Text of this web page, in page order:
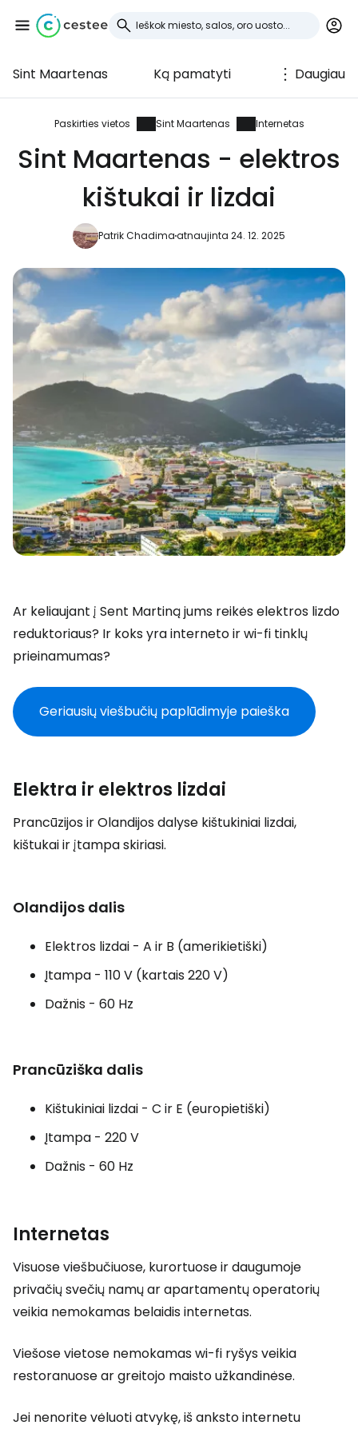
Sint Maartenas Ką pamatyti Daugiau
Paskirties vietos Sint Maartenas Internetas
Sint Maartenas - elektros
kištukai ir lizdai
Patrik Chadimaatnaujinta 24. 12. 2025
Ar keliaujant į Sent Martiną jums reikės elektros lizdo
reduktoriaus? Ir koks yra interneto ir wi-fi tinklų
prieinamumas?
Geriausių viešbučių paplūdimyje paieška
Elektra ir elektros lizdai
Prancūzijos ir Olandijos dalyse kištukiniai lizdai,
kištukai ir įtampa skiriasi.
Olandijos dalis
Elektros lizdai - A ir B (amerikietiški)
Įtampa - 110 V (kartais 220 V)
Dažnis - 60 Hz
Prancūziška dalis
Kištukiniai lizdai - C ir E (europietiški)
Įtampa - 220 V
Dažnis - 60 Hz
Internetas
Visuose viešbučiuose, kurortuose ir daugumoje
privačių svečių namų ar apartamentų operatorių
veikia nemokamas belaidis internetas.
Viešose vietose nemokamas wi-fi ryšys veikia
restoranuose ar greitojo maisto užkandinėse.
Jei nenorite vėluoti atvykę, iš anksto internetu
Prisijunkite prie
Cestee
... pasaulinė kelionių bendruomenė
Tęsti su Facebook
Tęsti el. paštu